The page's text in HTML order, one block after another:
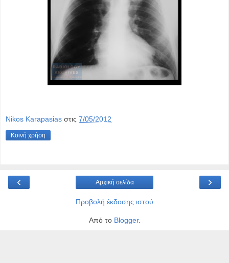
Nikos Karapasias στις 7/05/2012
Κοινή χρήση
‹ ›
Αρχική σελίδα
Προβολή έκδοσης ιστού
Από το Blogger.